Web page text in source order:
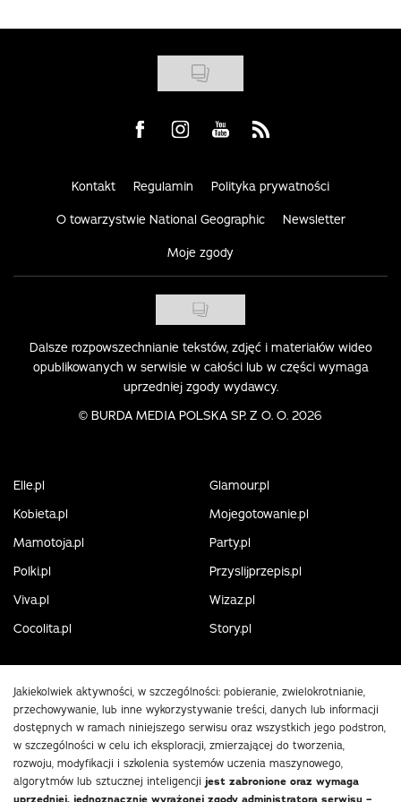
Visit us on Facebook
Visit us on Instagram
Visit us on Youtube
Visit us on Rss
Kontakt Regulamin Polityka prywatności
O towarzystwie National Geographic Newsletter
Moje zgody
Dalsze rozpowszechnianie tekstów, zdjęć i materiałów wideo
opublikowanych w serwisie w całości lub w części wymaga
uprzedniej zgody wydawcy.
© BURDA MEDIA POLSKA SP. Z O. O. 2026
Elle.pl
Glamour.pl
Kobieta.pl
Mojegotowanie.pl
Mamotoja.pl
Party.pl
Polki.pl
Przyslijprzepis.pl
Viva.pl
Wizaz.pl
Cocolita.pl
Story.pl
Jakiekolwiek aktywności, w szczególności: pobieranie, zwielokrotnianie,
przechowywanie, lub inne wykorzystywanie treści, danych lub informacji
dostępnych w ramach niniejszego serwisu oraz wszystkich jego podstron,
w szczególności w celu ich eksploracji, zmierzającej do tworzenia,
rozwoju, modyfikacji i szkolenia systemów uczenia maszynowego,
algorytmów lub sztucznej inteligencji jest zabronione oraz wymaga